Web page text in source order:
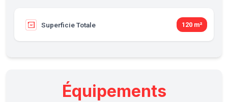
Superficie Totale 120 m²
Équipements